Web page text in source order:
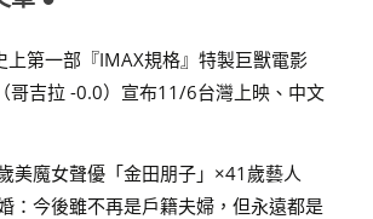
第一部『IMAX規格』特製巨獸電影
哥吉拉 -0.0）宣布11/6台灣上映、中文
美魔女聲優「金田朋子」×41歲藝人
：今後雖不再是戶籍夫婦，但永遠都是